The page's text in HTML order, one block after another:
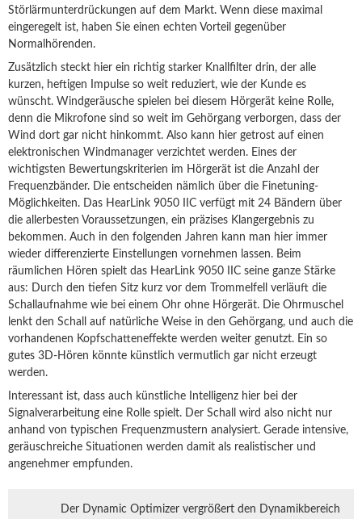
Störlärmunterdrückungen auf dem Markt. Wenn diese maximal
eingeregelt ist, haben Sie einen echten Vorteil gegenüber
Normalhörenden.
Zusätzlich steckt hier ein richtig starker Knallfilter drin, der alle
kurzen, heftigen Impulse so weit reduziert, wie der Kunde es
wünscht. Windgeräusche spielen bei diesem Hörgerät keine Rolle,
denn die Mikrofone sind so weit im Gehörgang verborgen, dass der
Wind dort gar nicht hinkommt. Also kann hier getrost auf einen
elektronischen Windmanager verzichtet werden. Eines der
wichtigsten Bewertungskriterien im Hörgerät ist die Anzahl der
Frequenzbänder. Die entscheiden nämlich über die Finetuning-
Möglichkeiten. Das HearLink 9050 IIC verfügt mit 24 Bändern über
die allerbesten Voraussetzungen, ein präzises Klangergebnis zu
bekommen. Auch in den folgenden Jahren kann man hier immer
wieder differenzierte Einstellungen vornehmen lassen. Beim
räumlichen Hören spielt das HearLink 9050 IIC seine ganze Stärke
aus: Durch den tiefen Sitz kurz vor dem Trommelfell verläuft die
Schallaufnahme wie bei einem Ohr ohne Hörgerät. Die Ohrmuschel
lenkt den Schall auf natürliche Weise in den Gehörgang, und auch die
vorhandenen Kopfschatteneffekte werden weiter genutzt. Ein so
gutes 3D-Hören könnte künstlich vermutlich gar nicht erzeugt
werden.
Interessant ist, dass auch künstliche Intelligenz hier bei der
Signalverarbeitung eine Rolle spielt. Der Schall wird also nicht nur
anhand von typischen Frequenzmustern analysiert. Gerade intensive,
geräuschreiche Situationen werden damit als realistischer und
angenehmer empfunden.
Der Dynamic Optimizer vergrößert den Dynamikbereich